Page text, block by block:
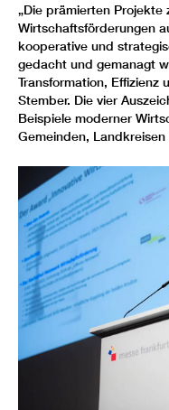
„Die prämierten
Wirtschaftsförderungen
kooperative und
gedacht und gemanagt
Transformation, Effizienz
Stember. Die vier
Beispiele moderner
Gemeinden, Landkreisen